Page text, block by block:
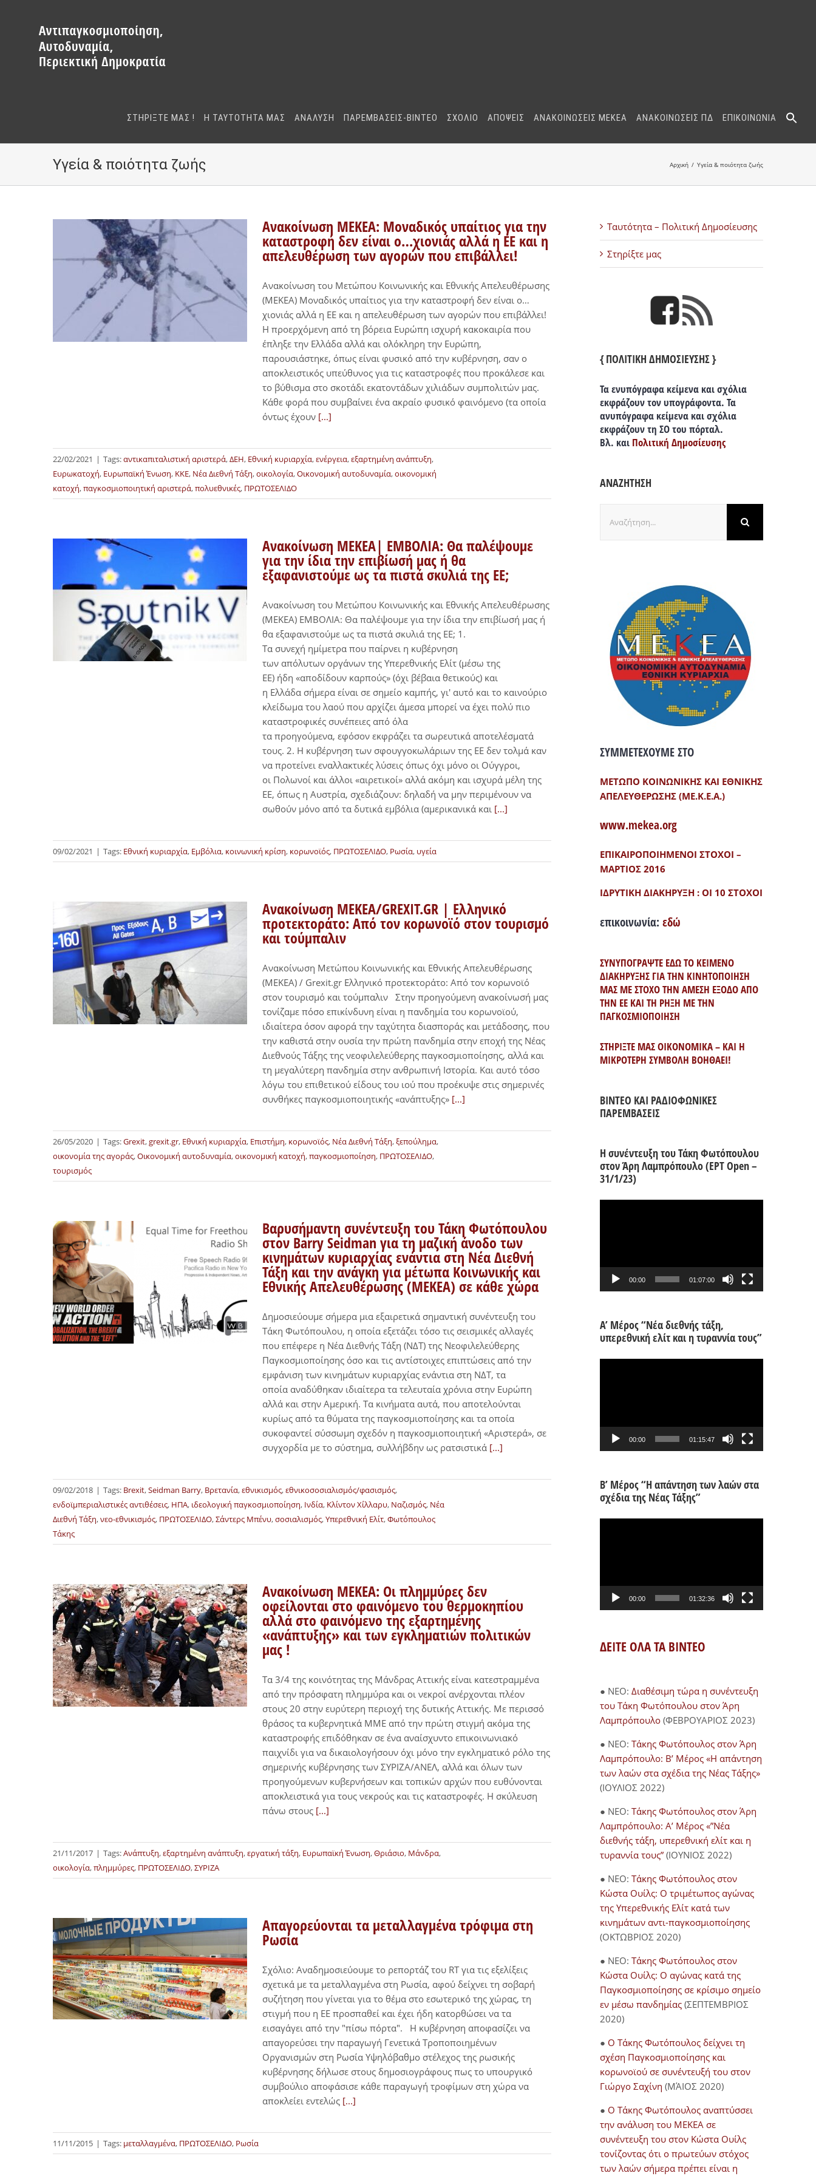
περιεχόμενο
ΣΤΗΡΙΞΤΕ ΜΑΣ ! Η ΤΑΥΤΟΤΗΤΑ ΜΑΣ ΑΝΑΛΥΣΗ ΠΑΡΕΜΒΑΣΕΙΣ-BINTEO ΣΧΟΛΙΟ ΑΠΟΨΕΙΣ ΑΝΑΚΟΙΝΩΣΕΙΣ ΜΕΚΕΑ ΑΝΑΚΟΙΝΩΣΕΙΣ ΠΔ ΕΠΙΚΟΙΝΩΝΙΑ
Υγεία & ποιότητα ζωής Αρχική Υγεία & ποιότητα ζωής
Ανακοίνωση ΜΕΚΕΑ: Μοναδικός υπαίτιος για την
καταστροφή δεν είναι ο…χιονιάς αλλά η ΕΕ και η
απελευθέρωση των αγορών που επιβάλλει!
Ανακοίνωση του Μετώπου Κοινωνικής και Εθνικής Απελευθέρωσης
(ΜΕΚΕΑ) Μοναδικός υπαίτιος για την καταστροφή δεν είναι ο…
χιονιάς αλλά η ΕΕ και η απελευθέρωση των αγορών που επιβάλλει!
Η προερχόμενη από τη βόρεια Ευρώπη ισχυρή κακοκαιρία που
έπληξε την Ελλάδα αλλά και ολόκληρη την Ευρώπη,
παρουσιάστηκε, όπως είναι φυσικό από την κυβέρνηση, σαν ο
αποκλειστικός υπεύθυνος για τις καταστροφές που προκάλεσε και
το βύθισμα στο σκοτάδι εκατοντάδων χιλιάδων συμπολιτών μας.
Κάθε φορά που συμβαίνει ένα ακραίο φυσικό φαινόμενο (τα οποία
όντως έχουν [...]
22/02/2021 | Tags:αντικαπιταλιστική αριστερά,ΔΕΗ, Εθνική κυριαρχία,ενέργεια,εξαρτημένη ανάπτυξη,
Ευρωκατοχή, Ευρωπαϊκή Ένωση, ΚΚΕ, Νέα Διεθνή Τάξη,οικολογία,Οικονομική αυτοδυναμία,οικονομική
κατοχή,παγκοσμιοποιητική αριστερά,πολυεθνικές, ΠΡΩΤΟΣΕΛΙΔΟ
Ανακοίνωση ΜΕΚΕΑ| ΕΜΒΟΛΙΑ: Θα παλέψουμε
για την ίδια την επιβίωσή μας ή θα
εξαφανιστούμε ως τα πιστά σκυλιά της ΕΕ;
Ανακοίνωση του Μετώπου Κοινωνικής και Εθνικής Απελευθέρωσης
(ΜΕΚΕΑ) ΕΜΒΟΛΙΑ: Θα παλέψουμε για την ίδια την επιβίωσή μας ή
θα εξαφανιστούμε ως τα πιστά σκυλιά της ΕΕ; 1.
Τα συνεχή ημίμετρα που παίρνει η κυβέρνηση
των απόλυτων οργάνων της Υπερεθνικής Ελίτ (μέσω της
ΕΕ) ήδη «αποδίδουν καρπούς» (όχι βέβαια θετικούς) και
η Ελλάδα σήμερα είναι σε σημείο καμπής, γι' αυτό και το καινούριο
κλείδωμα του λαού που αρχίζει άμεσα μπορεί να έχει πολύ πιο
καταστροφικές συνέπειες από όλα
τα προηγούμενα, εφόσον εκφράζει τα σωρευτικά αποτελέσματά
τους. 2. Η κυβέρνηση των σφουγγοκωλάριων της ΕΕ δεν τολμά καν
να προτείνει εναλλακτικές λύσεις όπως όχι μόνο οι Ούγγροι,
οι Πολωνοί και άλλοι «αιρετικοί» αλλά ακόμη και ισχυρά μέλη της
ΕΕ, όπως η Αυστρία, σχεδιάζουν: δηλαδή να μην περιμένουν να
σωθούν μόνο από τα δυτικά εμβόλια (αμερικανικά και [...]
09/02/2021 | Tags: Εθνική κυριαρχία, Εμβόλια, κοινωνική κρίση, κορωνοϊός, ΠΡΩΤΟΣΕΛΙΔΟ, Ρωσία, υγεία
Ανακοίνωση ΜΕΚΕΑ/GREXIT.GR | Ελληνικό
προτεκτοράτο: Από τον κορωνοϊό στον τουρισμό
και τούμπαλιν
Ανακοίνωση Μετώπου Κοινωνικής και Εθνικής Απελευθέρωσης
(ΜΕΚΕΑ) / Grexit.gr Ελληνικό προτεκτοράτο: Από τον κορωνοϊό
στον τουρισμό και τούμπαλιν Στην προηγούμενη ανακοίνωσή μας
τονίζαμε πόσο επικίνδυνη είναι η πανδημία του κορωνοϊού,
ιδιαίτερα όσον αφορά την ταχύτητα διασποράς και μετάδοσης, που
την καθιστά στην ουσία την πρώτη πανδημία στην εποχή της Νέας
Διεθνούς Τάξης της νεοφιλελεύθερης παγκοσμιοποίησης, αλλά και
τη μεγαλύτερη πανδημία στην ανθρωπινή Ιστορία. Και αυτό τόσο
λόγω του επιθετικού είδους του ιού που προέκυψε στις σημερινές
συνθήκες παγκοσμιοποιητικής «ανάπτυξης» [...]
26/05/2020 | Tags:Grexit,grexit.gr, Εθνική κυριαρχία, Επιστήμη, κορωνοϊός, Νέα Διεθνή Τάξη,ξεπούλημα,
οικονομία της αγοράς,Οικονομική αυτοδυναμία,οικονομική κατοχή,παγκοσμιοποίηση, ΠΡΩΤΟΣΕΛΙΔΟ,
τουρισμός
Βαρυσήμαντη συνέντευξη του Τάκη Φωτόπουλου
στον Barry Seidman για τη μαζική άνοδο των
κινημάτων κυριαρχίας ενάντια στη Νέα Διεθνή
Τάξη και την ανάγκη για μέτωπα Κοινωνικής και
Εθνικής Απελευθέρωσης (ΜΕΚΕΑ) σε κάθε χώρα
Δημοσιεύουμε σήμερα μια εξαιρετικά σημαντική συνέντευξη του
Τάκη Φωτόπουλου, η οποία εξετάζει τόσο τις σεισμικές αλλαγές
που επέφερε η Νέα Διεθνής Τάξη (ΝΔΤ) της Νεοφιλελεύθερης
Παγκοσμιοποίησης όσο και τις αντίστοιχες επιπτώσεις από την
εμφάνιση των κινημάτων κυριαρχίας ενάντια στη ΝΔΤ, τα
οποία αναδύθηκαν ιδιαίτερα τα τελευταία χρόνια στην Ευρώπη
αλλά και στην Αμερική. Τα κινήματα αυτά, που αποτελούνται
κυρίως από τα θύματα της παγκοσμιοποίησης και τα οποία
συκοφαντεί σύσσωμη σχεδόν η παγκοσμιοποιητική «Αριστερά», σε
συγχορδία με το σύστημα, συλλήβδην ως ρατσιστικά [...]
09/02/2018 | Tags: Brexit,Seidman Barry, Βρετανία,εθνικισμός,εθνικοσοσιαλισμός/φασισμός,
ενδοϊμπεριαλιστικές αντιθέσεις, ΗΠΑ, ιδεολογική παγκοσμιοποίηση, Ινδία, Κλίντον Χίλλαρυ, Ναζισμός, Νέα
Διεθνή Τάξη,νεο-εθνικισμός, ΠΡΩΤΟΣΕΛΙΔΟ,Σάντερς Μπένυ,σοσιαλισμός,Υπερεθνική Ελίτ,Φωτόπουλος
Τάκης
Ανακοίνωση ΜΕΚΕΑ: Οι πλημμύρες δεν
οφείλονται στο φαινόμενο του θερμοκηπίου
αλλά στο φαινόμενο της εξαρτημένης
«ανάπτυξης» και των εγκληματιών πολιτικών
μας !
Τα 3/4 της κοινότητας της Μάνδρας Αττικής είναι κατεστραμμένα
από την πρόσφατη πλημμύρα και οι νεκροί ανέρχονται πλέον
στους 20 στην ευρύτερη περιοχή της δυτικής Αττικής. Με περισσό
θράσος τα κυβερνητικά ΜΜΕ από την πρώτη στιγμή ακόμα της
καταστροφής επιδόθηκαν σε ένα αναίσχυντο επικοινωνιακό
παιχνίδι για να δικαιολογήσουν όχι μόνο την εγκληματικό ρόλο της
σημερινής κυβέρνησης των ΣΥΡΙΖΑ/ΑΝΕΛ, αλλά και όλων των
προηγούμενων κυβερνήσεων και τοπικών αρχών που ευθύνονται
αποκλειστικά για τους νεκρούς και τις καταστροφές. Η σκύλευση
πάνω στους [...]
21/11/2017 | Tags:Ανάπτυξη,εξαρτημένη ανάπτυξη,εργατική τάξη, Ευρωπαϊκή Ένωση,Θριάσιο, Μάνδρα,
οικολογία,πλημμύρες, ΠΡΩΤΟΣΕΛΙΔΟ,ΣΥΡΙΖΑ
Απαγορεύονται τα μεταλλαγμένα τρόφιμα στη
Ρωσία
Σχόλιο: Αναδημοσιεύουμε το ρεπορτάζ του RT για τις εξελίξεις
σχετικά με τα μεταλλαγμένα στη Ρωσία, αφού δείχνει τη σοβαρή
συζήτηση που γίνεται για το θέμα στο εσωτερικό της χώρας, τη
στιγμή που η ΕΕ προσπαθεί και έχει ήδη κατορθώσει να τα
εισαγάγει από την "πίσω πόρτα". Η κυβέρνηση αποφασίζει να
απαγορεύσει την παραγωγή Γενετικά Τροποποιημένων
Οργανισμών στη Ρωσία Υψηλόβαθμο στέλεχος της ρωσικής
κυβέρνησης δήλωσε στους δημοσιογράφους πως το υπουργικό
συμβούλιο αποφάσισε κάθε παραγωγή τροφίμων στη χώρα να
αποκλείει εντελώς [...]
11/11/2015 | Tags: μεταλλαγμένα, ΠΡΩΤΟΣΕΛΙΔΟ, Ρωσία
Ταυτότητα – Πολιτική Δημοσίευσης
Στηρίξτε μας
{ ΠΟΛΙΤΙΚΗ ΔΗΜΟΣΙΕΥΣΗΣ }
Τα ενυπόγραφα κείμενα και σχόλια
εκφράζουν τον υπογράφοντα. Τα
ανυπόγραφα κείμενα και σχόλια
εκφράζουν τη ΣΟ του πόρταλ.
Βλ. και Πολιτική Δημοσίευσης
ΑΝΑΖΗΤΗΣΗ
για:
ΣΥΜΜΕΤΕΧΟΥΜΕ ΣΤΟ
ΜΕΤΩΠΟ ΚΟΙΝΩΝΙΚΗΣ ΚΑΙ ΕΘΝΙΚΗΣ
ΑΠΕΛΕΥΘΕΡΩΣΗΣ (ΜΕ.Κ.Ε.Α.)
www.mekea.org
ΕΠΙΚΑΙΡΟΠΟΙΗΜΕΝΟΙ ΣΤΟΧΟΙ –
ΜΑΡΤΙΟΣ 2016
ΙΔΡΥΤΙΚΗ ΔΙΑΚΗΡΥΞΗ : ΟΙ 10 ΣΤΟΧΟΙ
επικοινωνία: εδώ
ΣΥΝΥΠΟΓΡΑΨΤΕ ΕΔΩ ΤΟ ΚΕΙΜΕΝΟ
ΔΙΑΚΗΡΥΞΗΣ ΓΙΑ ΤΗΝ ΚΙΝΗΤΟΠΟΙΗΣΗ
ΜΑΣ ΜΕ ΣΤΟΧΟ ΤΗΝ ΑΜΕΣΗ ΕΞΟΔΟ ΑΠΟ
ΤΗΝ ΕΕ ΚΑΙ ΤΗ ΡΗΞΗ ΜΕ ΤΗΝ
ΠΑΓΚΟΣΜΙΟΠΟΙΗΣΗ
ΣΤΗΡΙΞΤΕ ΜΑΣ ΟΙΚΟΝΟΜΙΚΑ – ΚΑΙ Η
ΜΙΚΡΟΤΕΡΗ ΣΥΜΒΟΛΗ ΒΟΗΘΑΕΙ!
ΒΙΝΤΕΟ ΚΑΙ ΡΑΔΙΟΦΩΝΙΚΕΣ
ΠΑΡΕΜΒΑΣΕΙΣ
Η συνέντευξη του Τάκη Φωτόπουλου
στον Άρη Λαμπρόπουλο (ΕΡΤ Open –
31/1/23)
00:00 01:07:00
Α’ Μέρος “Νέα διεθνής τάξη,
υπερεθνική ελίτ και η τυραννία τους”
00:00 01:15:47
Β’ Μέρος “Η απάντηση των λαών στα
σχέδια της Νέας Τάξης”
00:00 01:32:36
ΔΕΙΤΕ ΟΛΑ ΤΑ ΒΙΝΤΕΟ
● NEO: Διαθέσιμη τώρα η συνέντευξη
του Τάκη Φωτόπουλου στον Άρη
Λαμπρόπουλο(ΦΕΒΡΟΥΑΡΙΟΣ 2023)
● NEO: Τάκης Φωτόπουλος στον Άρη
Λαμπρόπουλο: Β’ Μέρος «Η απάντηση
των λαών στα σχέδια της Νέας Τάξης»
(ΙΟΥΛΙΟΣ 2022)
● NEO: Τάκης Φωτόπουλος στον Άρη
Λαμπρόπουλο: Α’ Μέρος «”Νέα
διεθνής τάξη, υπερεθνική ελίτ και η
τυραννία τους” (ΙΟΥΝΙΟΣ 2022)
● NEO: Τάκης Φωτόπουλος στον
Κώστα Ουίλς: Ο τριμέτωπος αγώνας
της Υπερεθνικής Ελίτ κατά των
κινημάτων αντι-παγκοσμιοποίησης
(ΟΚΤΩΒΡΙΟΣ 2020)
● NEO: Τάκης Φωτόπουλος στον
Κώστα Ουίλς: Ο αγώνας κατά της
Παγκοσμιοποίησης σε κρίσιμο σημείο
εν μέσω πανδημίας (ΣΕΠΤΕΜΒΡΙΟΣ
2020)
● Ο Τάκης Φωτόπουλος δείχνει τη
σχέση Παγκοσμιοποίησης και
κορωνοϊού σε συνέντευξή του στον
Γιώργο Σαχίνη (ΜΆΙΟΣ 2020)
● O Τάκης Φωτόπουλος αναπτύσσει
την ανάλυση του ΜΕΚΕΑ σε
συνέντευξη του στον Κώστα Ουίλς
τονίζοντας ότι ο πρωτεύων στόχος
των λαών σήμερα πρέπει είναι η